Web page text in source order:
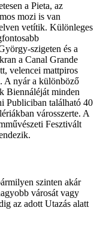
a Pieta, az
mozi is van
vetítik. Különleges
szigeten és a
a Canal Grande
velencei mattpiros
A nyár a különböző
Biennáléját minden
Publiciban található 40
városszerte. A
Fesztivált
szinten akár
városát vagy
az adott Utazás alatt